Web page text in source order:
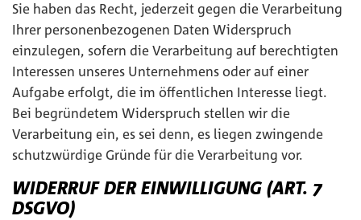
Sie haben das Recht, jederzeit gegen die Verarbeitung
Ihrer personenbezogenen Daten Widerspruch
einzulegen, sofern die Verarbeitung auf berechtigten
Interessen unseres Unternehmens oder auf einer
Aufgabe erfolgt, die im öffentlichen Interesse liegt.
Bei begründetem Widerspruch stellen wir die
Verarbeitung ein, es sei denn, es liegen zwingende
schutzwürdige Gründe für die Verarbeitung vor.
WIDERRUF DER EINWILLIGUNG (ART. 7
DSGVO)